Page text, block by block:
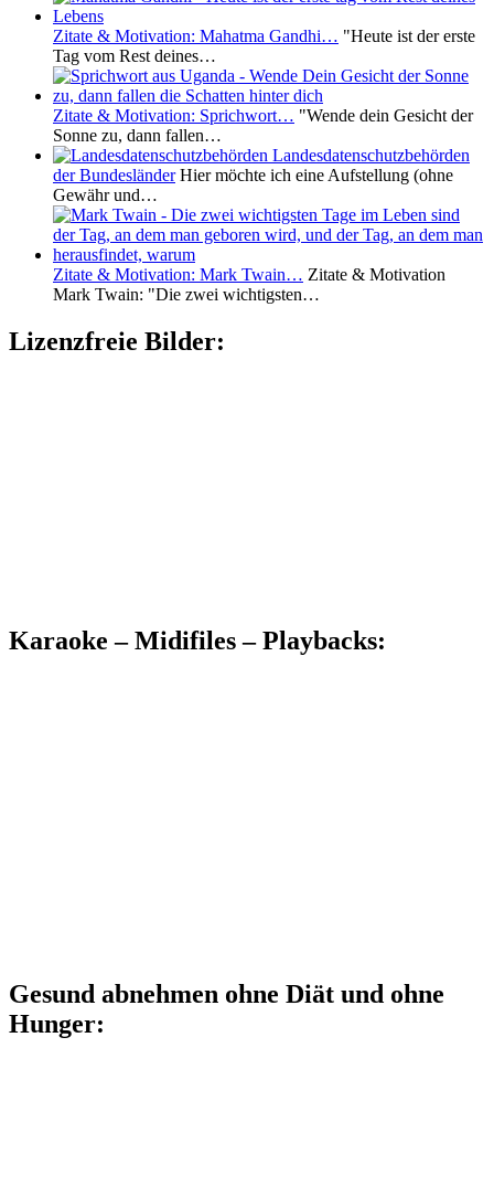
Zitate & Motivation: Mahatma Gandhi… "Heute ist der erste
Tag vom Rest deines…
Zitate & Motivation: Sprichwort… "Wende dein Gesicht der
Sonne zu, dann fallen…
Landesdatenschutzbehörden
der BundesländerHier möchte ich eine Aufstellung (ohne
Gewähr und…
Zitate & Motivation: Mark Twain… Zitate & Motivation
Mark Twain: "Die zwei wichtigsten…
Lizenzfreie Bilder:
Karaoke – Midifiles – Playbacks:
Gesund abnehmen ohne Diät und ohne
Hunger: